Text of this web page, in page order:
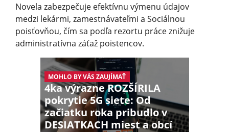
Novela zabezpečuje efektívnu výmenu údajov
medzi lekármi, zamestnávateľmi a Sociálnou
poisťovňou, čím sa podľa rezortu práce znižuje
administratívna záťaž poistencov.
MOHLO BY VÁS ZAUJÍMAŤ
4ka výrazne ROZŠÍRILA
pokrytie 5G siete: Od
začiatku roka pribudlo v
DESIATKACH miest a obcí